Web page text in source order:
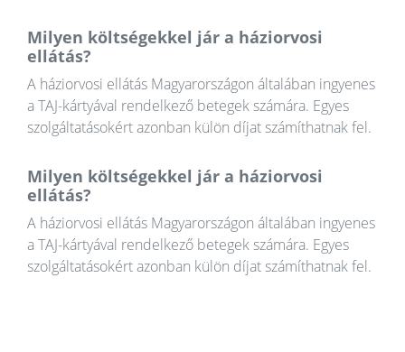
Milyen költségekkel jár a háziorvosi
ellátás?
A háziorvosi ellátás Magyarországon általában ingyenes
a TAJ-kártyával rendelkező betegek számára. Egyes
szolgáltatásokért azonban külön díjat számíthatnak fel.
Milyen költségekkel jár a háziorvosi
ellátás?
A háziorvosi ellátás Magyarországon általában ingyenes
a TAJ-kártyával rendelkező betegek számára. Egyes
szolgáltatásokért azonban külön díjat számíthatnak fel.